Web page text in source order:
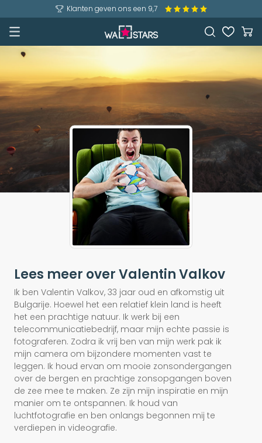
Klanten geven ons een 9,7
Lees meer over Valentin Valkov
Ik ben Valentin Valkov, 33 jaar oud en afkomstig uit
Bulgarije. Hoewel het een relatief klein land is heeft
het een prachtige natuur. Ik werk bij een
telecommunicatiebedrijf, maar mijn echte passie is
fotograferen. Zodra ik vrij ben van mijn werk pak ik
mijn camera om bijzondere momenten vast te
leggen. Ik houd ervan om mooie zonsondergangen
over de bergen en prachtige zonsopgangen boven
de zee mee te maken. Ze zijn mijn inspiratie en mijn
manier om te ontspannen. Ik houd van
luchtfotografie en ben onlangs begonnen mij te
verdiepen in videografie.